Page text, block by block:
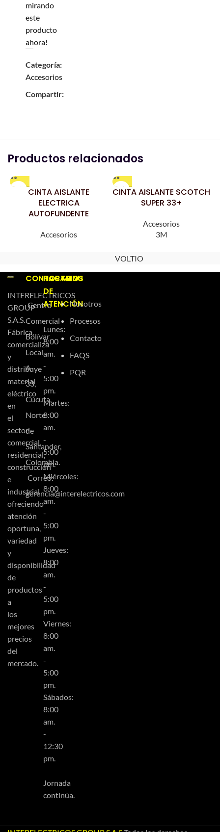
mirando
este
producto
ahora!
Categoría:
Accesorios
Compartir:
Productos relacionados
CINTA AISLANTE
ELECTRICA
AUTOFUNDENTE
Accesorios
CINTA AISLANTE SCOTCH
SUPER 33+
Accesorios
3M
VOLTIO
INTERELECTRICOS
GROUP
S.A.S.
Fábrica,
comercializa
y
distribuye
material
eléctrico
en
el
sector
comercial,
residencial,
construcción
e
industrial
ofreciendo
atención
oportuna,
variedad
y
disponibilidad
de
productos
a
los
mejores
precios
del
mercado.
CONTACTO
Centro
Comercial
Bolívar
Local
A-
33,
Cúcuta,
Norte
de
Santander,
Colombia.
Correo:
gerencia@interelectricos.com
HORARIOS
DE
ATENCIÓN
Lunes:
8:00
am.
-
5:00
pm.
Martes:
8:00
am.
-
5:00
pm.
Miércoles:
8:00
am.
-
5:00
pm.
Jueves:
8:00
am.
-
5:00
pm.
Viernes:
8:00
am.
-
5:00
pm.
Sábados:
8:00
am.
-
12:30
pm.
Jornada
continúa.
MENU
Nosotros
Procesos
Contacto
FAQS
PQR